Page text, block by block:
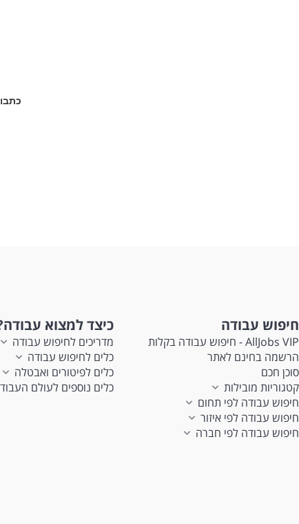
חיפוש עבודה
AllJobs VIP - חיפוש עבודה בקלות
הרשמה בחינם לאתר
סוכן חכם
קטגוריות מובילות
חיפוש עבודה לפי תחום
חיפוש עבודה לפי איזור
חיפוש עבודה לפי חברה
כיצד למצוא
מדריכים לחיפוש עבודה
כלים לחיפוש עבודה
כלים לפיטורים ואבטלה
כלים נוספים לעולם